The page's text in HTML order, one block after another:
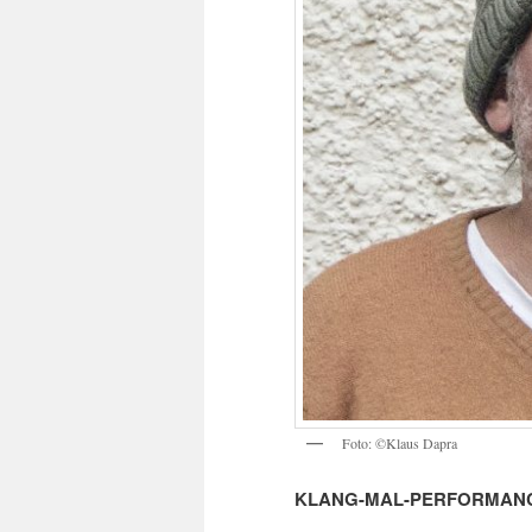
Foto: ©Klaus Dapra
KLANG-MAL-